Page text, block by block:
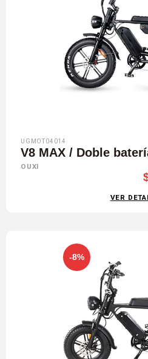
UGMOT04014
V8 MAX / Doble
OUXI
VER
-8%